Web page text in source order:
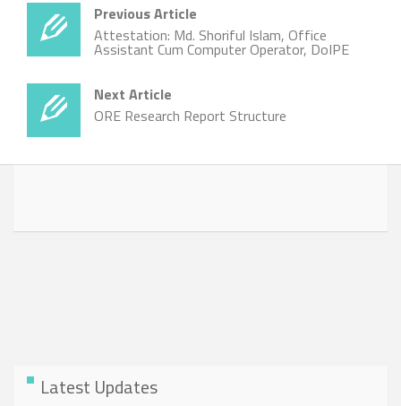
Previous Article
Attestation: Md. Shoriful Islam, Office
Assistant Cum Computer Operator, DoIPE
Next Article
ORE Research Report Structure
Latest Updates